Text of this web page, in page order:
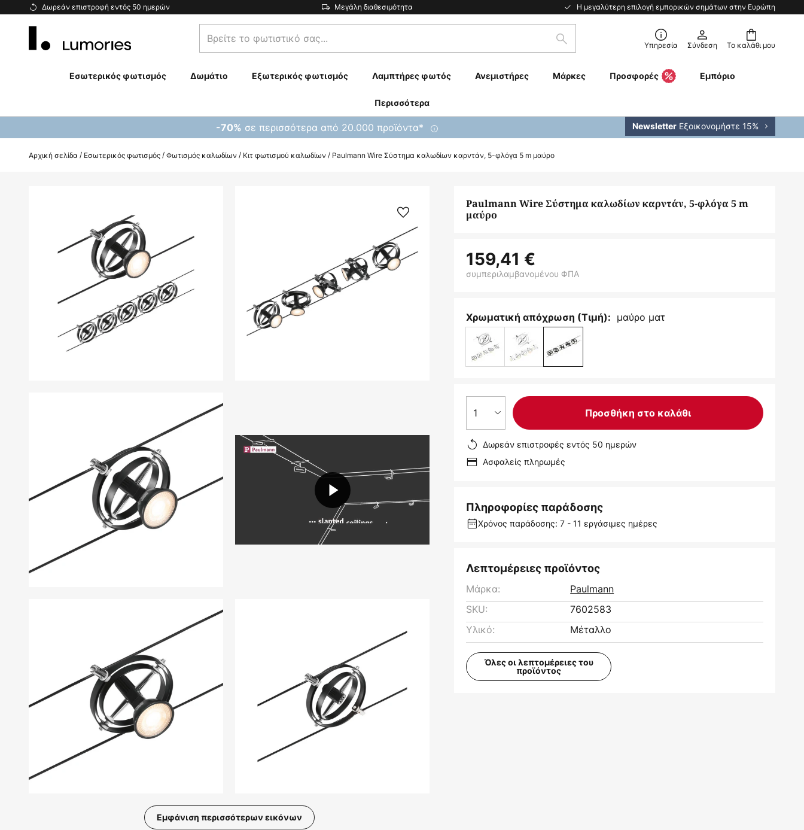
Δωρεάν επιστροφή εντός 50 ημερών Μεγάλη διαθεσιμότητα Η μεγαλύτερη επιλογή εμπορικών σημάτων στην Ευρώπη
Μετάβαση
Το καλάθι μου
Βρείτε
το
σας...
Αναζήτηση Υπηρεσία Σύνδεση
Εσωτερικός φωτισμός Δωμάτιο Εξωτερικός φωτισμός Λαμπτήρες φωτός Ανεμιστήρες Μάρκες Προσφορές Εμπόριο
Περισσότερα
-70% σε περισσότερα από 20.000 προϊόντα* Newsletter Εξοικονομήστε 15%
Αρχική σελίδα Εσωτερικός φωτισμός Φωτισμός καλωδίων Κιτ φωτισμού καλωδίων Paulmann Wire Σύστημα καλωδίων καρντάν, 5-φλόγα 5 m μαύρο
συλλογής
Εμφάνιση περισσότερων εικόνων
Paulmann Wire Σύστημα καλωδίων καρντάν, 5-φλόγα 5 m
μαύρο
159,41 €
συμπεριλαμβανομένου ΦΠΑ
Χρωματική απόχρωση (Τιμή): μαύρο ματ
1 Προσθήκη στο καλάθι
Δωρεάν επιστροφές εντός 50 ημερών
Ασφαλείς πληρωμές
Πληροφορίες παράδοσης
Χρόνος παράδοσης: 7 - 11 εργάσιμες ημέρες
Λεπτομέρειες προϊόντος
Μάρκα:
Paulmann
SKU:
7602583
Υλικό:
Μέταλλο
Όλες οι λεπτομέρειες του
προϊόντος